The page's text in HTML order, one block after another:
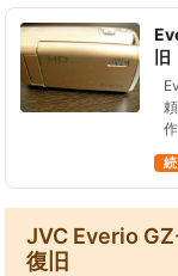
旧
JVC Everio
復旧